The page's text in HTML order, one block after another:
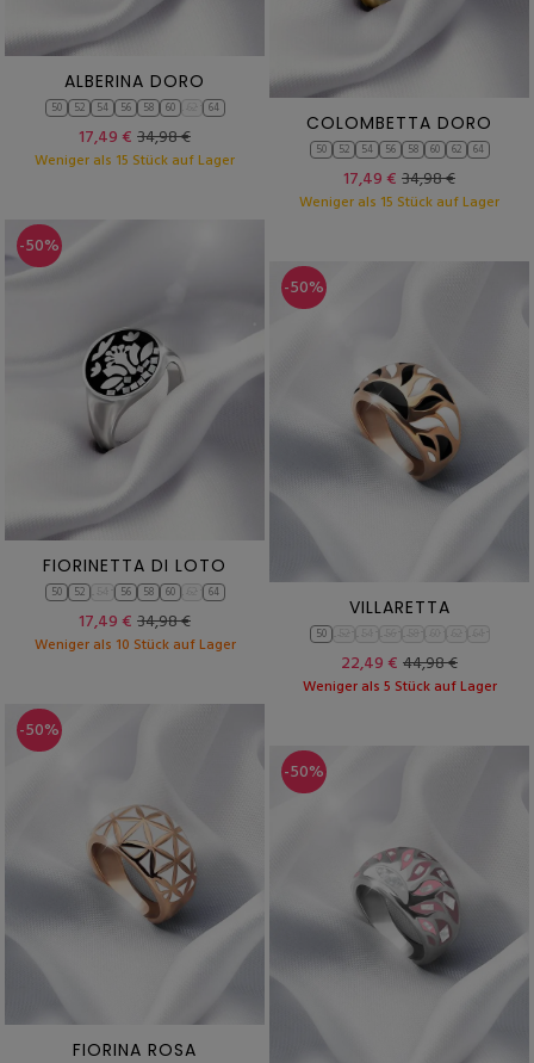
ALBERINA DORO
50 52 54 56 58 60 64
17,49 € 34,98 €
Weniger als 15 Stück auf Lager
COLOMBETTA DORO
50 52 54 56 58 60 62 64
17,49 € 34,98 €
Weniger als 15 Stück auf Lager
-50%
FIORINETTA DI LOTO
50 52 56 58 60 64
17,49 € 34,98 €
Weniger als 10 Stück auf Lager
-50%
VILLARETTA
50
22,49 € 44,98 €
Weniger als 5 Stück auf Lager
-50%
FIORINA ROSA
-50%